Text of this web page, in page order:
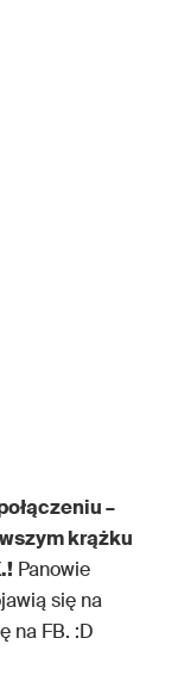
–
krążku
Panowie
się na
na FB. :D